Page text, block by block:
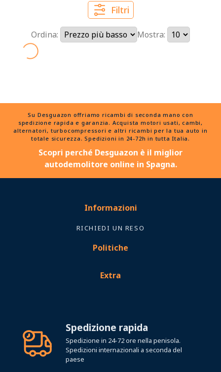
Filtri
Ordina: Mostra:
Su Desguazon offriamo ricambi di seconda mano con
spedizione rapida e garanzia. Acquista motori usati, cambi,
alternatori, turbocompressori e altri ricambi per la tua auto in
totale sicurezza. Spedizioni in 24-72h in tutta Italia.
Scopri perché Desguazon è il miglior
autodemolitore online in Spagna.
Informazioni
RICHIEDI UN RESO
Politiche
Extra
Spedizione rapida
Spedizione in 24-72 ore nella penisola.
Spedizioni internazionali a seconda del
paese